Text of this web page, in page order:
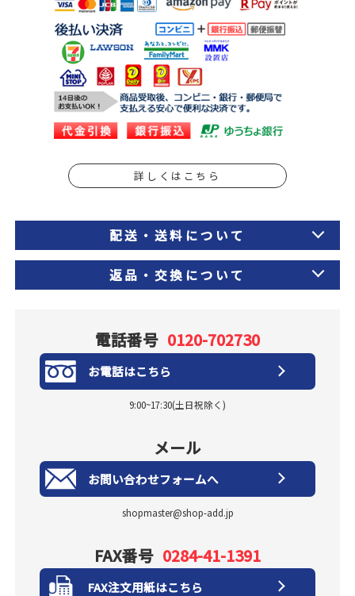
詳しくはこちら
配送・送料について
返品・交換について
電話番号 0120-702730
お電話はこちら
9:00~17:30(土日祝除く)
メール
お問い合わせフォームへ
shopmaster@shop-add.jp
FAX番号 0284-41-1391
FAX注文用紙はこちら